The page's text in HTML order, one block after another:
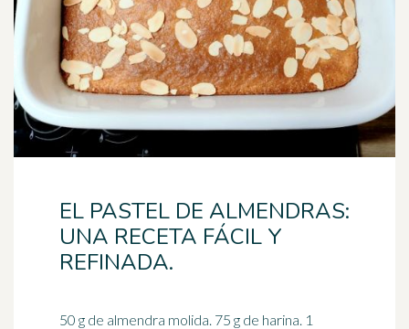
EL PASTEL DE ALMENDRAS:
UNA RECETA FÁCIL Y
REFINADA.
50 g de almendra molida. 75 g de harina. 1